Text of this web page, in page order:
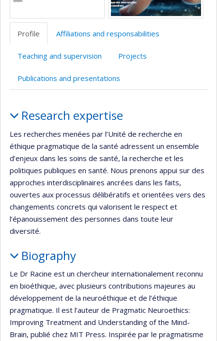
Profile Affiliations and responsabilities
Teaching and supervision Projects
Publications and presentations
Research expertise
Les recherches menées par l’Unité de recherche en
éthique pragmatique de la santé adressent un ensemble
d’enjeux dans les soins de santé, la recherche et les
politiques publiques en santé. Nous prenons appui sur des
approches interdisciplinaires ancrées dans les faits,
ouvertes aux processus délibératifs et orientées vers des
changements concrets qui valorisent le respect et
l’épanouissement des personnes dans toute leur
diversité.
Biography
Le Dr Racine est un chercheur internationalement reconnu
en bioéthique, avec plusieurs contributions majeures au
développement de la neuroéthique et de l’éthique
pragmatique. Il est l’auteur de Pragmatic Neuroethics:
Improving Treatment and Understanding of the Mind-
Brain, publié chez MIT Press. Inspirée par le pragmatisme